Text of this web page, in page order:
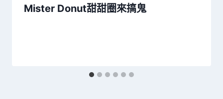
Mister Donut甜甜圈來搞鬼